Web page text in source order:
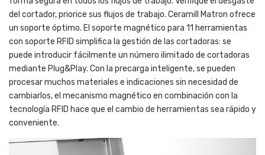
del cortador, priorice sus flujos de trabajo. Ceramill Matron ofrece
un soporte óptimo. El soporte magnético para 11 herramientas
con soporte RFID simplifica la gestión de las cortadoras: se
puede introducir fácilmente un número ilimitado de cortadoras
mediante Plug&Play. Con la precarga inteligente, se pueden
procesar muchos materiales e indicaciones sin necesidad de
cambiarlos, el mecanismo magnético en combinación con la
tecnología RFID hace que el cambio de herramientas sea rápido y
conveniente.